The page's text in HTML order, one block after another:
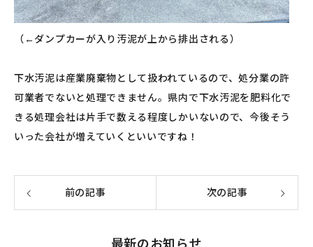
（←ダンプカーが入り汚泥が上から排出される）
下水汚泥は産業廃棄物として扱われているので、処分業の許
可業者でないと処理できません。県内で下水汚泥を肥料化で
きる処理会社は片手で数える程度しかいないので、今後そう
いった会社が増えていくといいですね！
前の記事 次の記事